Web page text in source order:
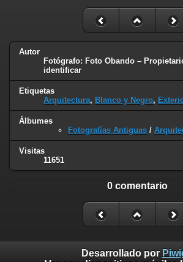
Autor
Fotógrafo: Foto Obando –
identificar
Etiquetas
Arquitectura, Blanco y Negro,
Álbumes
Fotografías Antiguas /
Visitas
11651
0 comentario
Desarrollado por